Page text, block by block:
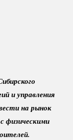
и управления
на рынок
физическими